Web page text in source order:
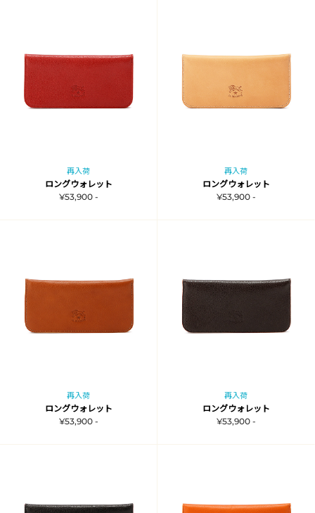
再入荷
ロングウォレット
¥53,900 -
再入荷
ロングウォレット
¥53,900 -
再入荷
ロングウォレット
¥53,900 -
再入荷
ロングウォレット
¥53,900 -